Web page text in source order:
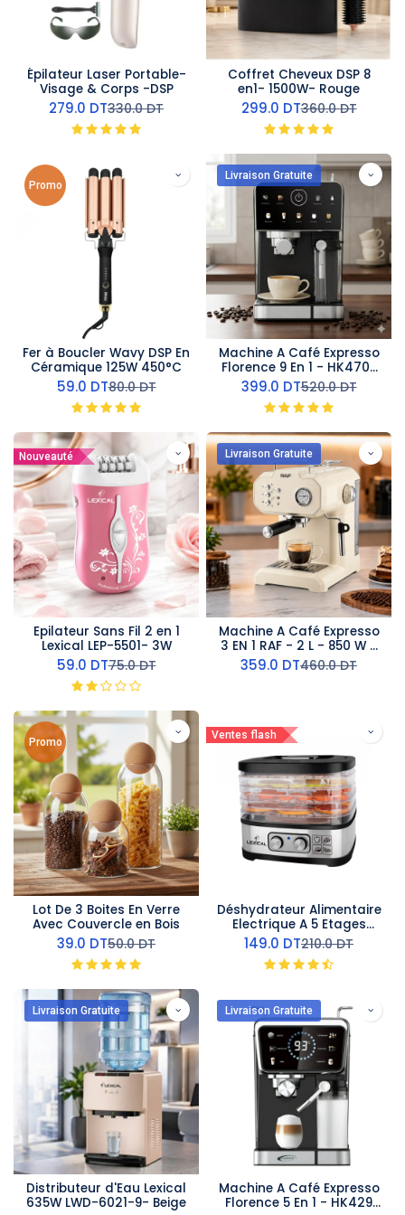
Épilateur Laser Portable-
Visage & Corps -DSP
279.0 DT330.0DT
Coffret Cheveux DSP 8
en1- 1500W- Rouge
299.0 DT360.0DT
Promo
Fer à Boucler Wavy DSP En
Céramique 125W 450°C
59.0 DT80.0DT
Livraison Gratuite
Machine A Café Expresso
Florence 9 En 1 - HK470-
1350 W
399.0 DT520.0DT
Nouveauté
Epilateur Sans Fil 2 en 1
Lexical LEP-5501- 3W
59.0 DT75.0DT
Livraison Gratuite
Machine A Café Expresso
3 EN 1 RAF - 2 L - 850 W -
R.104W- Beige
359.0 DT460.0DT
Promo
Lot De 3 Boites En Verre
Avec Couvercle en Bois
39.0 DT50.0DT
Ventes flash
Déshydrateur Alimentaire
Electrique A 5 Etages
Lexical 240W
149.0 DT210.0DT
Livraison Gratuite
Distributeur d'Eau Lexical
635W LWD-6021-9- Beige
Livraison Gratuite
Machine A Café Expresso
Florence 5 En 1 - HK429